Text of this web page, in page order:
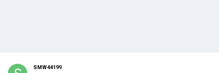
SMW44199